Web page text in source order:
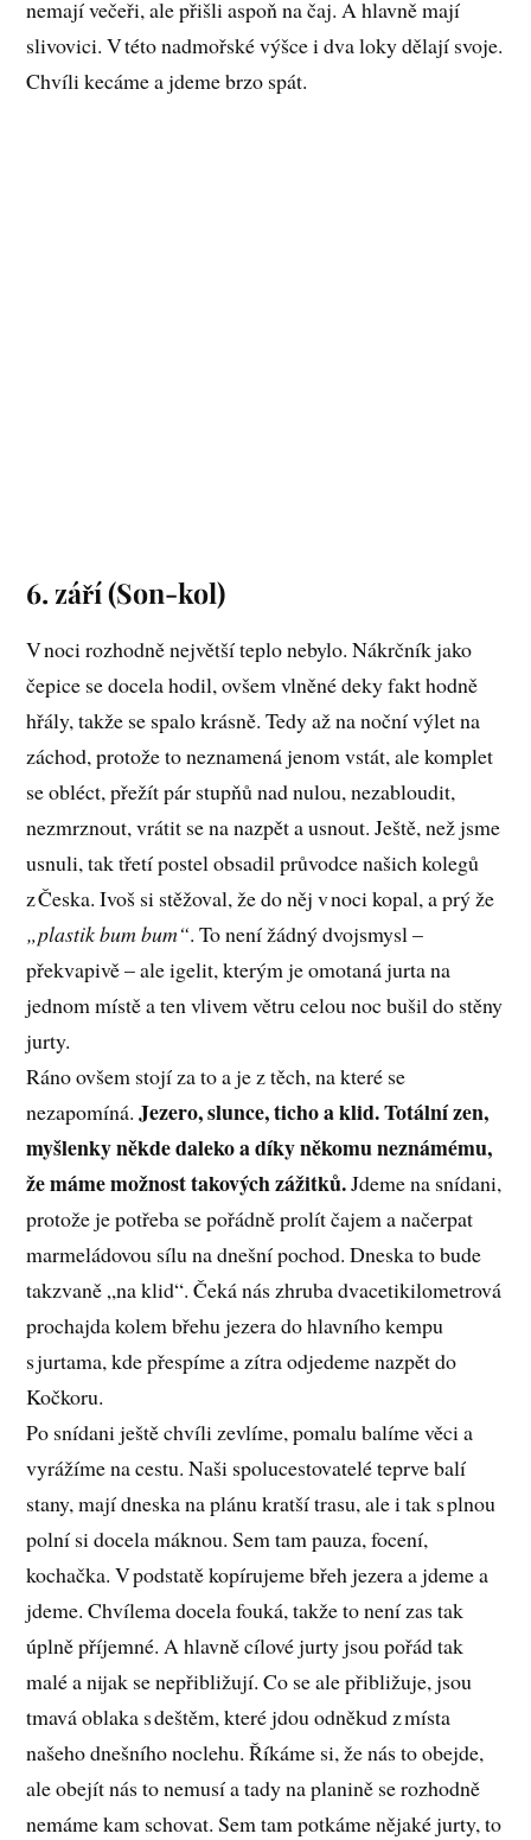
nemají večeři, ale přišli aspoň na čaj. A hlavně mají
slivovici. V této nadmořské výšce i dva loky dělají svoje.
Chvíli kecáme a jdeme brzo spát.
6. září (Son-kol)
V noci rozhodně největší teplo nebylo. Nákrčník jako
čepice se docela hodil, ovšem vlněné deky fakt hodně
hřály, takže se spalo krásně. Tedy až na noční výlet na
záchod, protože to neznamená jenom vstát, ale komplet
se obléct, přežít pár stupňů nad nulou, nezabloudit,
nezmrznout, vrátit se na nazpět a usnout. Ještě, než jsme
usnuli, tak třetí postel obsadil průvodce našich kolegů
z Česka. Ivoš si stěžoval, že do něj v noci kopal, a prý že
„plastik bum bum“. To není žádný dvojsmysl –
překvapivě – ale igelit, kterým je omotaná jurta na
jednom místě a ten vlivem větru celou noc bušil do stěny
jurty.
Ráno ovšem stojí za to a je z těch, na které se
nezapomíná.Jezero, slunce, ticho a klid. Totální zen,
myšlenky někde daleko a díky někomu neznámému,
že máme možnost takových zážitků.Jdeme na snídani,
protože je potřeba se pořádně prolít čajem a načerpat
marmeládovou sílu na dnešní pochod. Dneska to bude
takzvaně „na klid“. Čeká nás zhruba dvacetikilometrová
prochajda kolem břehu jezera do hlavního kempu
s jurtama, kde přespíme a zítra odjedeme nazpět do
Kočkoru.
Po snídani ještě chvíli zevlíme, pomalu balíme věci a
vyrážíme na cestu. Naši spolucestovatelé teprve balí
stany, mají dneska na plánu kratší trasu, ale i tak s plnou
polní si docela máknou. Sem tam pauza, focení,
kochačka. V podstatě kopírujeme břeh jezera a jdeme a
jdeme. Chvílema docela fouká, takže to není zas tak
úplně příjemné. A hlavně cílové jurty jsou pořád tak
malé a nijak se nepřibližují. Co se ale přibližuje, jsou
tmavá oblaka s deštěm, které jdou odněkud z místa
našeho dnešního noclehu. Říkáme si, že nás to obejde,
ale obejít nás to nemusí a tady na planině se rozhodně
nemáme kam schovat. Sem tam potkáme nějaké jurty, to